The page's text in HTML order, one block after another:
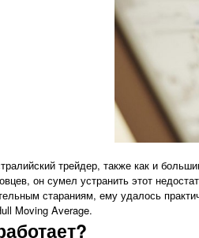
трейдер, также как и
он сумел устранить этот
стараниям, ему удалось
Moving Average.